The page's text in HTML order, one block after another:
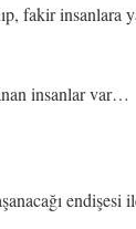
fakir insanlara
insanlar var…
endişesi